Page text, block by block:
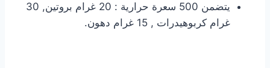
يتضمن 500 سعرة حرارية : 20 غرام بروتين, 30
غرام كربوهيدرات , 15 غرام دهون.